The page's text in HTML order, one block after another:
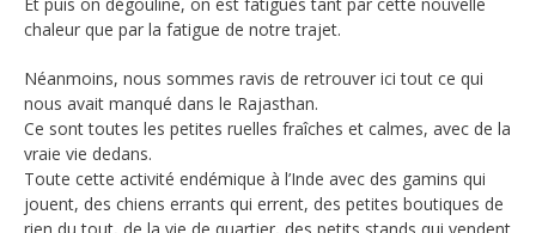
chaleur que par la fatigue de notre trajet.
Néanmoins, nous sommes ravis de retrouver ici tout ce qui
nous avait manqué dans le Rajasthan.
Ce sont toutes les petites ruelles fraîches et calmes, avec de la
vraie vie dedans.
Toute cette activité endémique à l’Inde avec des gamins qui
jouent, des chiens errants qui errent, des petites boutiques de